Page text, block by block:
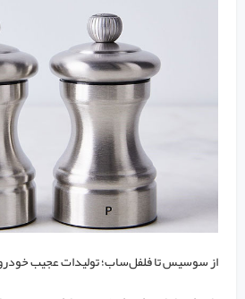
از سوسیس تا فلفل‌ساب؛ تولیدات عجیب